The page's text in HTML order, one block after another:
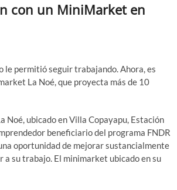
con un MiniMarket en
le permitió seguir trabajando. Ahora, es
La Noé, que proyecta más de 10
ubicado en Villa Copayapu, Estación
beneficiario del programa FNDR
oportunidad de mejorar sustancialmente
a su trabajo. El minimarket ubicado en su